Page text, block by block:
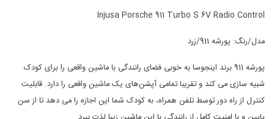
Injusa Porsche 911 Turbo S 6V Radio Control
مدل/رنگ: پورشه 911/زرد
پورشه 911 برند اینجوسا به خوبی فضای رانندگی با ماشین‌ واقعی‌ را برای کودک
شبیه سازی می کند و تقریبا تمامی آپشن‌های یک ماشین واقعی را دارد. قابلیت
کنترل از راه دور توسط تلفن همراه، به کودک شما این اجازه را می دهد تا از سن